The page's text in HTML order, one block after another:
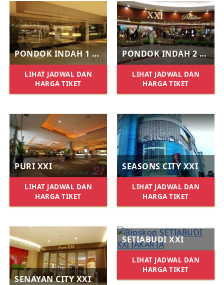
PONDOK INDAH 1 XXI
LIHAT JADWAL DAN
HARGA TIKET
PONDOK INDAH 2 XXI
LIHAT JADWAL DAN
HARGA TIKET
PURI XXI
LIHAT JADWAL DAN
HARGA TIKET
SEASONS CITY XXI
LIHAT JADWAL DAN
HARGA TIKET
SENAYAN CITY XXI
SETIABUDI XXI
LIHAT JADWAL DAN
HARGA TIKET